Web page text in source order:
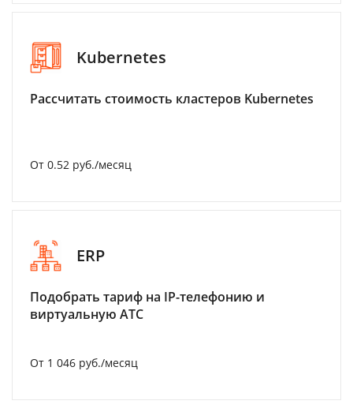
Kubernetes
Рассчитать стоимость кластеров Kubernetes
От 0.52 руб./месяц
ERP
Подобрать тариф на IP-телефонию и
виртуальную АТС
От 1 046 руб./месяц